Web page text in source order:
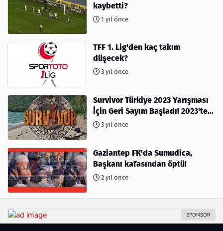
kaybetti?
1 yıl önce
TFF 1. Lig'den kaç takım
düşecek?
3 yıl önce
Survivor Türkiye 2023 Yarışması
İçin Geri Sayım Başladı! 2023'te
kimler var?
3 yıl önce
Gaziantep FK'da Sumudica,
Başkanı kafasından öptü!
2 yıl önce